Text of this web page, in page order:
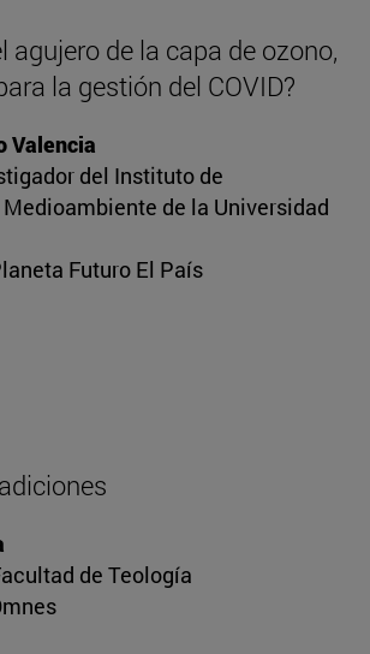
agujero de la capa de ozono,
la gestión del COVID?
Valencia
del Instituto de
de la Universidad
Futuro El País
de Teología